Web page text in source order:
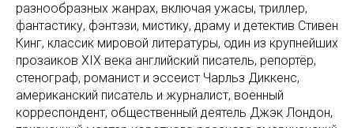
разнообразных жанрах, включая ужасы, триллер,
фантастику, фэнтэзи, мистику, драму и детектив Стивен
Кинг, классик мировой литературы, один из крупнейших
прозаиков XIX века английский писатель, репортёр,
стенограф, романист и эссеист Чарльз Диккенс,
американский писатель и журналист, военный
корреспондент, общественный деятель Джэк Лондон,